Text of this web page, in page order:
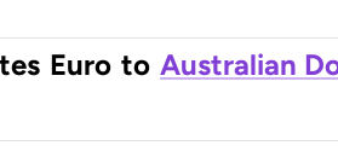
Euro to Australian